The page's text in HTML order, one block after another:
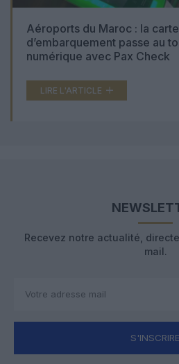
Aéroports du Maroc : la carte
d’embarquement passe au
numérique avec Pax Check
LIRE L'ARTICLE
Recevez notre actualité,
mail.
S'INSCRIRE